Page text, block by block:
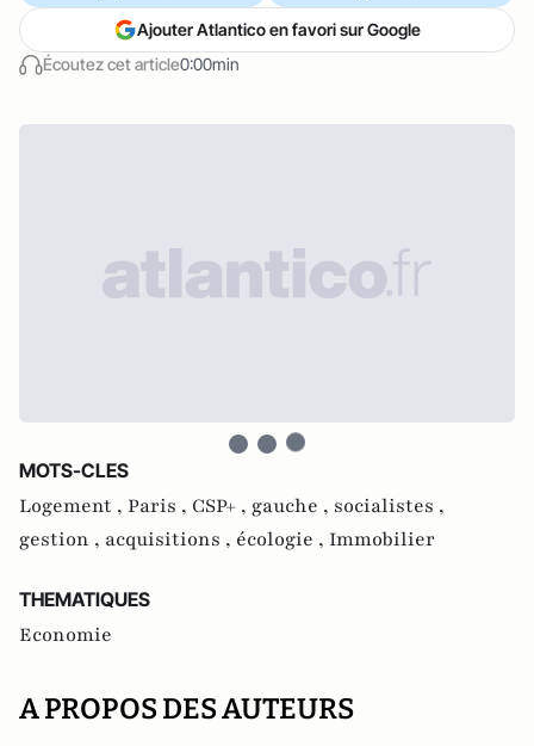
Écoutez cet article0:00min
Ajouter Atlantico en favori sur Google
MOTS-CLES
Logement , Paris , CSP+ , gauche , socialistes ,
gestion , acquisitions , écologie , Immobilier
THEMATIQUES
Economie
A PROPOS DES AUTEURS